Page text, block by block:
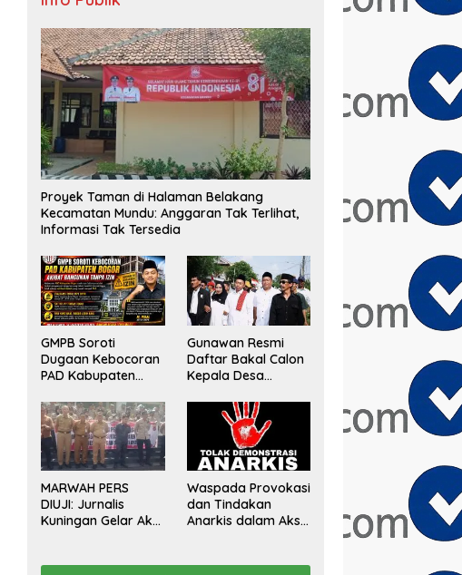
Proyek Taman di Halaman Belakang
Kecamatan Mundu: Anggaran Tak Terlihat,
Informasi Tak Tersedia
GMPB Soroti
Dugaan Kebocoran
PAD Kabupaten
Evaluasi Total
Pengawasan
Bangunan Tak
Berizin
Gunawan Resmi
Daftar Bakal Calon
Kepala Desa
Keluarga Dan
Ratusan Pendukung
ke Meja Panitia
MARWAH PERS
DIUJI: Jurnalis
Kuningan Gelar Aksi
Tegas Minta
Waspada Provokasi
dan Tindakan
Anarkis dalam Aksi